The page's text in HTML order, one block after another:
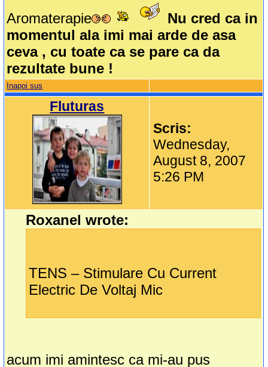
Aromaterapie
Nu cred ca in
momentul ala imi mai arde de asa
ceva , cu toate ca se pare ca da
rezultate bune !
Inapoi sus
Fluturas
Scris:
Wednesday,
August 8, 2007
5:26 PM
Roxanel wrote:
TENS – Stimulare Cu Current
Electric De Voltaj Mic
acum imi amintesc ca mi-au pus